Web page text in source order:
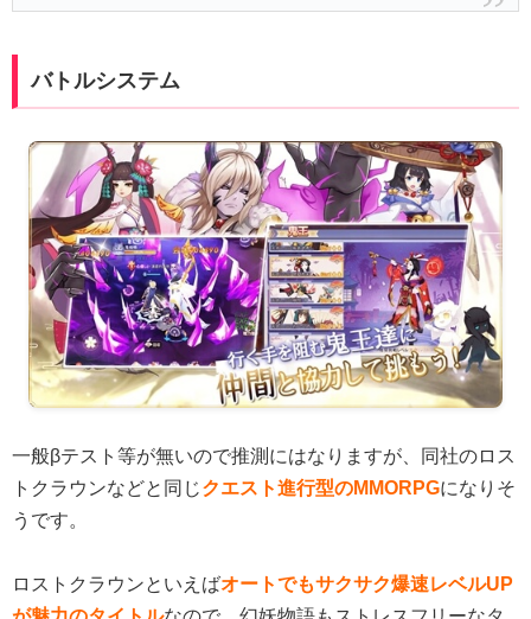
バトルシステム
一般βテスト等が無いので推測にはなりますが、同社のロス
トクラウンなどと同じ
クエスト進行型のMMORPG
になりそ
うです。
ロストクラウンといえば オートでもサクサク爆速レベルUP
が魅力のタイトル
なので、幻妖物語もストレスフリーなタ